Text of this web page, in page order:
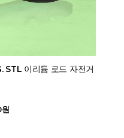
STL 이리듐 로드 자전거